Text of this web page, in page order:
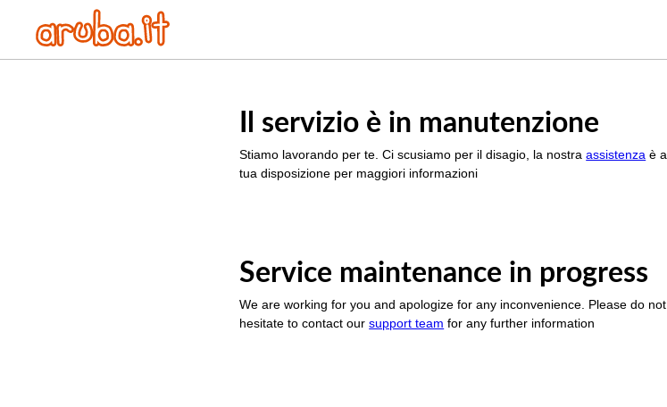
Il servizio è in manutenzione
Stiamo lavorando per te. Ci scusiamo per il disagio, la nostraassistenza è a
tua disposizione per maggiori informazioni
Service maintenance in progress
We are working for you and apologize for any inconvenience. Please do not
hesitate to contact oursupport team for any further information